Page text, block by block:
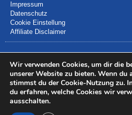
Impressum
Datenschutz
Cookie Einstellung
Affiliate Disclaimer
© 2024
Wir verwenden Cookies, um dir die
unserer Website zu bieten. Wenn
stimmst du der Cookie-Nutzung zu.
du erfahren, welche Cookies wir
ausschalten.